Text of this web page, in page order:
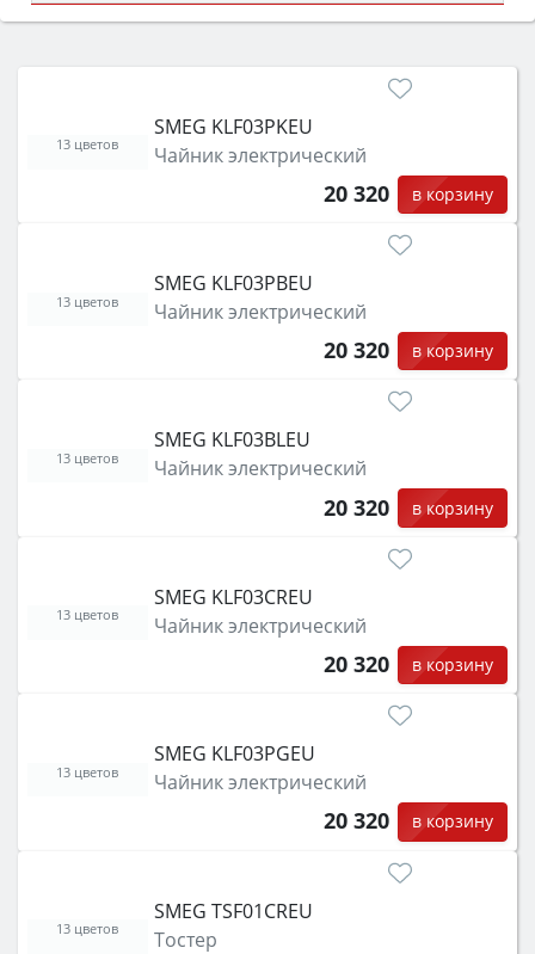
Сначала определитесь с типом (газовый или
затем смотрите на объём 50–70 л для семьи,
функции (конвекция, гриль, самоочистка,
защита от детей).
SMEG KLF03PKEU
Чайник электрический
20 320 в корзину
13 цветов
SMEG KLF03PBEU
Чайник электрический
20 320 в корзину
13 цветов
SMEG KLF03BLEU
Чайник электрический
20 320 в корзину
13 цветов
SMEG KLF03CREU
Чайник электрический
20 320 в корзину
13 цветов
SMEG KLF03PGEU
Чайник электрический
20 320 в корзину
13 цветов
SMEG TSF01CREU
Тостер
13 цветов